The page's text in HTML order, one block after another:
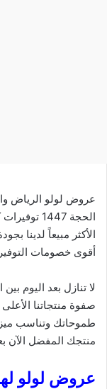
الحجة
الأكثر مبيعاً لدينا
أقوى خصومات
لا تنازل بعد اليوم
صفوة منتجاتنا
طموحاتك وتناسب
منتجك المفضل الآن
عروض لولو